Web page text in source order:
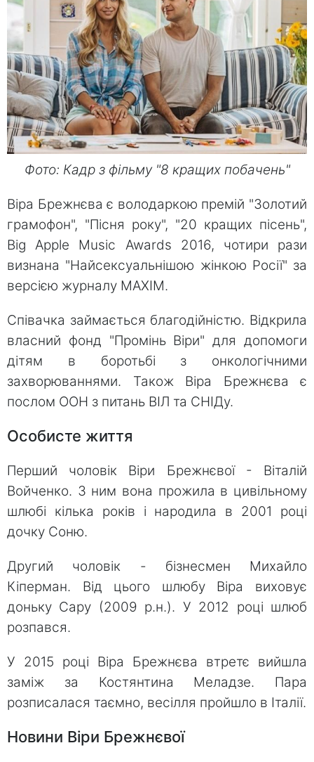
Фото: Кадр з фільму "8 кращих побачень"
Віра Брежнєва є володаркою премій "Золотий
грамофон", "Пісня року", "20 кращих пісень",
Вig Apple Music Awards 2016, чотири рази
визнана "Найсексуальнішою жінкою Росії" за
версією журналу MAXIM.
Співачка займається благодійністю. Відкрила
власний фонд "Промінь Віри" для допомоги
дітям в боротьбі з онкологічними
захворюваннями. Також Віра Брежнєва є
послом ООН з питань ВІЛ та СНІДу.
Особисте життя
Перший чоловік Віри Брежнєвої - Віталій
Войченко. З ним вона прожила в цивільному
шлюбі кілька років і народила в 2001 році
дочку Соню.
Другий чоловік - бізнесмен Михайло
Кіперман. Від цього шлюбу Віра виховує
доньку Сару (2009 р.н.). У 2012 році шлюб
розпався.
У 2015 році Віра Брежнєва втретє вийшла
заміж за Костянтина Меладзе. Пара
розписалася таємно, весілля пройшло в Італії.
Новини Віри Брежнєвої